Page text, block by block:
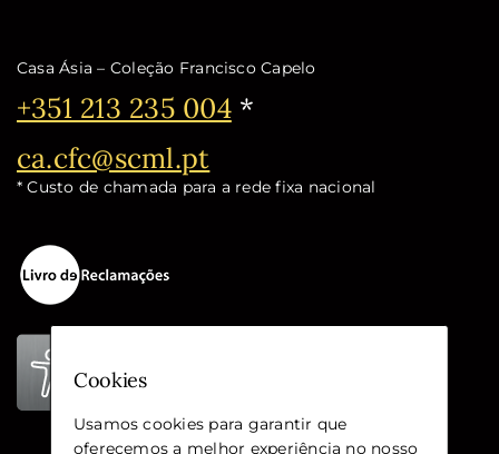
Casa Ásia – Coleção Francisco Capelo
Telefone:
+351 213 235 004*
Email:
ca.cfc@scml.pt
* Custo de chamada para a rede fixa nacional
Cookies
Usamos cookies para garantir que
oferecemos a melhor experiência no nosso